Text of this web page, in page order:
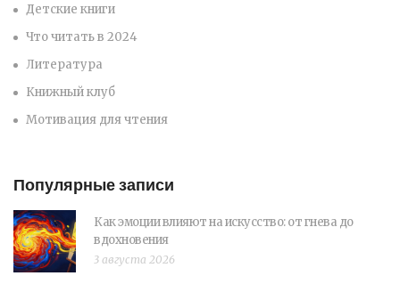
Детские книги
Что читать в 2024
Литература
Книжный клуб
Мотивация для чтения
Популярные записи
Как эмоции влияют на искусство: от гнева до
вдохновения
3 августа 2026